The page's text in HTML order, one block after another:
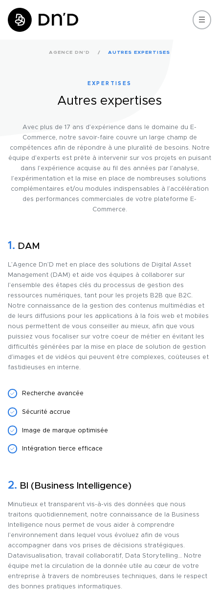
AGENCE DN'D AUTRES EXPERTISES
EXPERTISES
Autres expertises
Avec plus de 17 ans d’expérience dans le domaine du E-
Commerce, notre savoir-faire couvre un large champ de
compétences afin de répondre à une pluralité de besoins. Notre
équipe d’experts est prête à intervenir sur vos projets en puisant
dans l’expérience acquise au fil des années par l’analyse,
l’expérimentation et la mise en place de nombreuses solutions
complémentaires et/ou modules indispensables à l’accélération
des performances commerciales de votre plateforme E-
Commerce.
1. DAM
L’Agence Dn’D met en place des solutions de Digital Asset
Management (DAM) et aide vos équipes à collaborer sur
l’ensemble des étapes clés du processus de gestion des
ressources numériques, tant pour les projets B2B que B2C.
Notre connaissance de la gestion des contenus multimédias et
de leurs diffusions pour les applications à la fois web et mobiles
nous permettent de vous conseiller au mieux, afin que vous
puissiez vous focaliser sur votre coeur de métier en évitant les
difficultés générées par la mise en place de solution de gestion
d’images et de vidéos qui peuvent être complexes, coûteuses et
fastidieuses en interne.
Recherche avancée
Sécurité accrue
Image de marque optimisée
Intégration tierce efficace
2. BI (Business Intelligence)
Minutieux et transparent vis-à-vis des données que nous
traitons quotidiennement, notre connaissance de la Business
Intelligence nous permet de vous aider à comprendre
l’environnement dans lequel vous évoluez afin de vous
accompagner dans vos prises de décisions stratégiques.
Datavisualisation, travail collaboratif, Data Storytelling… Notre
équipe met la circulation de la donnée utile au cœur de votre
entreprise à travers de nombreuses techniques, dans le respect
des bonnes pratiques informatiques.